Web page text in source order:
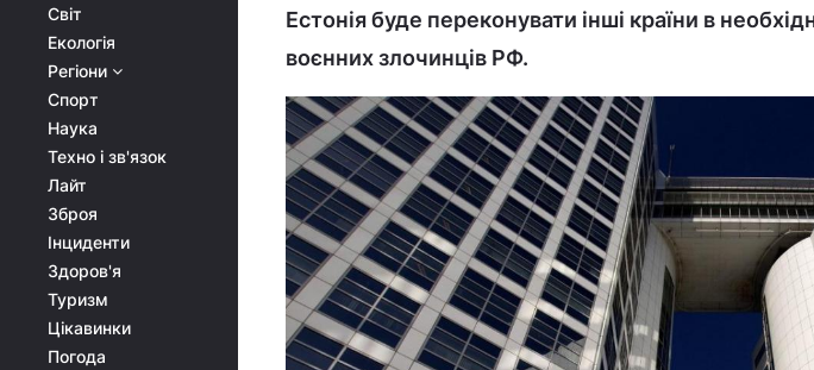
Світ
Екологія
Регіони
Спорт
Наука
Техно і зв'язок
Лайт
Зброя
Інциденти
Здоров'я
Туризм
Цікавинки
Погода
Естонія буде переконувати інші країни в
воєнних злочинців РФ.